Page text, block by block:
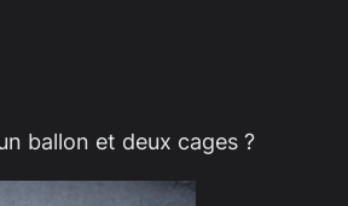
ballon et deux cages ?